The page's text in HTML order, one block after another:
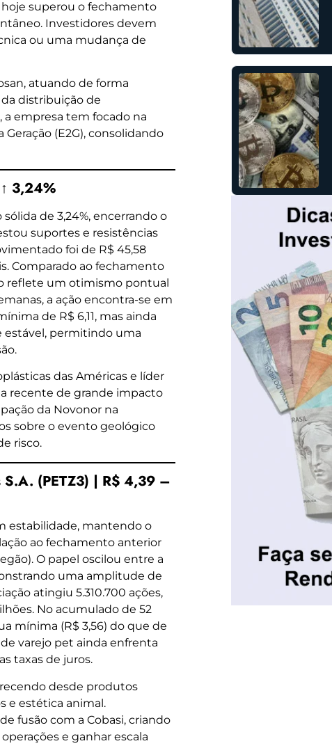
superou o fechamento
Investidores devem
ou uma mudança de
atuando de forma
distribuição de
empresa tem focado na
(E2G), consolidando
3,24%
de 3,24%, encerrando o
suportes e resistências
foi de R$ 45,58
Comparado ao fechamento
reflete um otimismo pontual
a ação encontra-se em
de R$ 6,11, mas ainda
estável, permitindo uma
das Américas e líder
recente de grande impacto
da Novonor na
sobre o evento geológico
risco.
S.A. (PETZ3) | R$ 4,39 –
estabilidade, mantendo o
ao fechamento anterior
O papel oscilou entre a
uma amplitude de
atingiu 5.310.700 ações,
No acumulado de 52
mínima (R$ 3,56) do que de
varejo pet ainda enfrenta
taxas de juros.
desde produtos
e estética animal.
fusão com a Cobasi, criando
e ganhar escala